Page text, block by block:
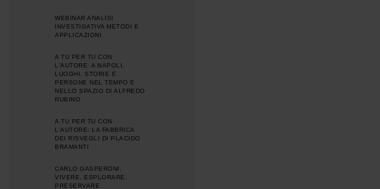
WEBINAR ANALISI
INVESTIGATIVA METODI E
APPLICAZIONI
A TU PER TU CON
L'AUTORE: A NAPOLI,
LUOGHI, STORIE E
PERSONE NEL TEMPO E
NELLO SPAZIO DI ALFREDO
RUBINO
A TU PER TU CON
L'AUTORE: LA FABBRICA
DEI RISVEGLI DI PLACIDO
BRAMANTI
CARLO GASPERONI:
VIVERE, ESPLORARE,
PRESERVARE